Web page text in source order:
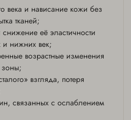
века и нависание кожи без
тканей;
её эластичности
и нижних век;
возрастные изменения
зоны;
взгляда, потеря
связанных с ослаблением